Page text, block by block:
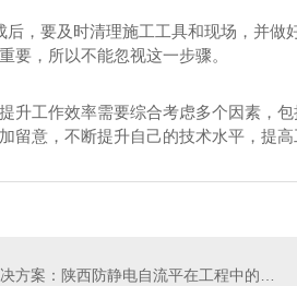
后，要及时清理施工工具和现场，并
要，所以不能忽视这一步骤。
升工作效率需要综合考虑多个因素，
留意，不断提升自己的技术水平，提
..解决方案：陕西防静电自流平在工程中的应用